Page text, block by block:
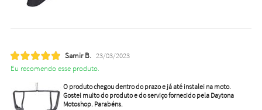
Samir B. 23/03/2023
Eu recomendo esse produto.
O produto chegou dentro do prazo e já até instalei na moto.
Gostei muito do produto e do serviço fornecido pela Daytona
Motoshop. Parabéns.